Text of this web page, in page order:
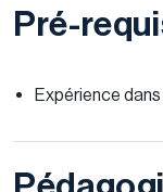
Pré-
Expérience